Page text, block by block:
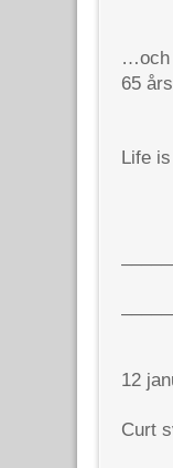
…och
65
Life
12
Curt